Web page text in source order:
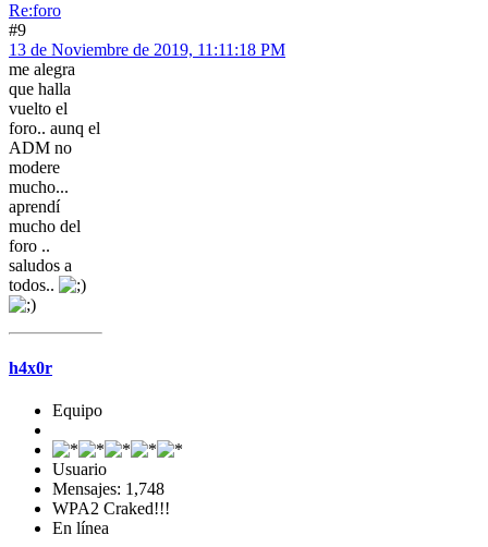
Re:foro
#9
13 de Noviembre de 2019, 11:11:18 PM
me alegra
que halla
vuelto el
foro.. aunq el
ADM no
modere
mucho...
aprendí
mucho del
foro ..
saludos a
todos..
h4x0r
Equipo
Usuario
Mensajes: 1,748
WPA2 Craked!!!
En línea